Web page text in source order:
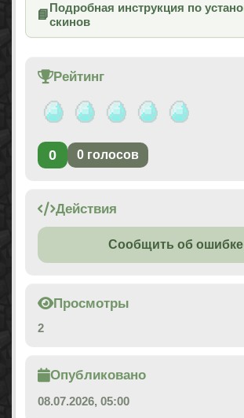
📘
Подробная инструкция по
скинов
Рейтинг
0 0 голосов
Действия
Сообщить об ошибке
Просмотры
2
Опубликовано
08.07.2026, 05:00